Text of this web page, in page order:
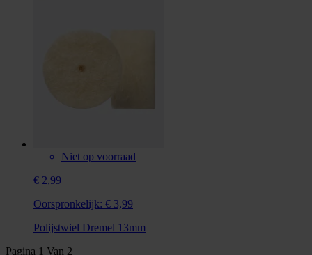
Niet op voorraad
€ 2,99
Oorspronkelijk: € 3,99
Polijstwiel Dremel 13mm
Pagina 1 Van 2